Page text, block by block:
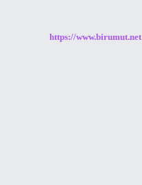
https://www.birumut.net